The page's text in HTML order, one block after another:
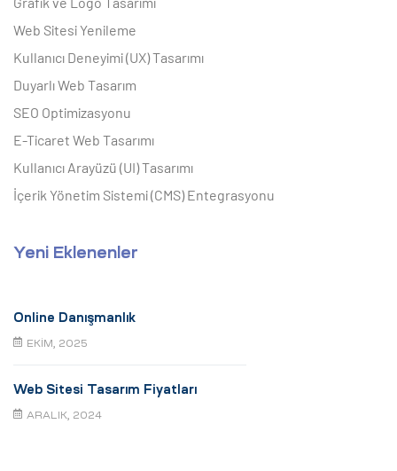
Web Sitesi Yenileme
Kullanıcı Deneyimi (UX) Tasarımı
Duyarlı Web Tasarım
SEO Optimizasyonu
E-Ticaret Web Tasarımı
Kullanıcı Arayüzü (UI) Tasarımı
İçerik Yönetim Sistemi (CMS) Entegrasyonu
Yeni Eklenenler
Online Danışmanlık
EKIM, 2025
Web Sitesi Tasarım Fiyatları
ARALIK, 2024